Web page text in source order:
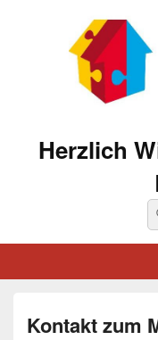
Herzlich
Kontakt zum